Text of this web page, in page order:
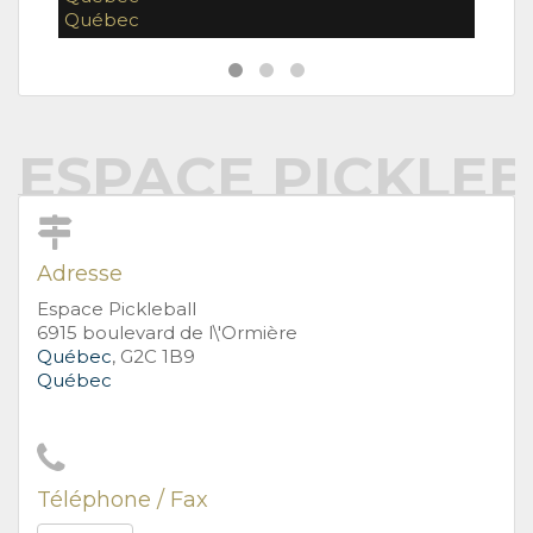
Québec
ESPACE
Adresse
Espace Pickleball
6915 boulevard de l\'Ormière
Québec, G2C 1B9
Québec
Téléphone / Fax